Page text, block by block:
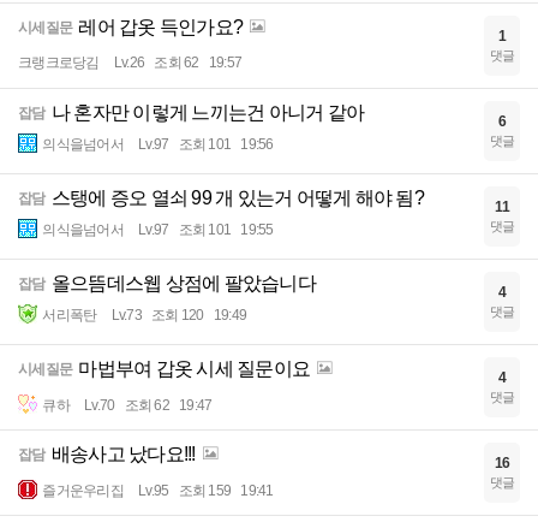
시세질문 레어 갑옷 득인가요?
크랭크로당김 Lv.26 조회 62 19:57
1
댓글
잡담 나 혼자만 이렇게 느끼는건 아니거 같아
의식을넘어서 Lv.97 조회 101 19:56
6
댓글
잡담 스탱에 증오 열쇠 99 개 있는거 어떻게 해야 됨?
의식을넘어서 Lv.97 조회 101 19:55
11
댓글
잡담 올으뜸데스웹 상점에 팔았습니다
서리폭탄 Lv.73 조회 120 19:49
4
댓글
시세질문 마법부여 갑옷 시세 질문이요
큐하 Lv.70 조회 62 19:47
4
댓글
잡담 배송사고 났다요!!!
즐거운우리집 Lv.95 조회 159 19:41
16
댓글